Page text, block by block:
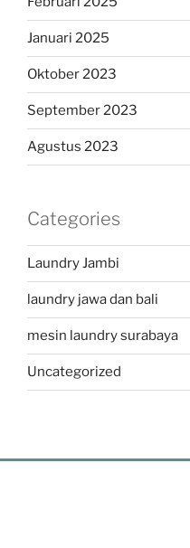
Januari 2025
Oktober 2023
September 2023
Agustus 2023
Categories
Laundry Jambi
laundry jawa dan bali
mesin laundry surabaya
Uncategorized